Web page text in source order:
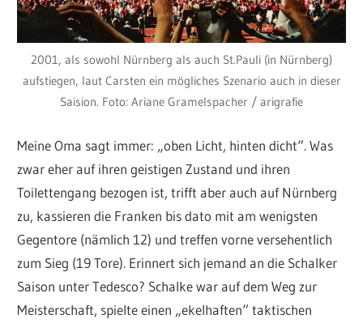
2001, als sowohl Nürnberg als auch St.Pauli (in Nürnberg)
aufstiegen, laut Carsten ein mögliches Szenario auch in dieser
Saision. Foto: Ariane Gramelspacher / arigrafie
Meine Oma sagt immer: „oben Licht, hinten dicht“. Was
zwar eher auf ihren geistigen Zustand und ihren
Toilettengang bezogen ist, trifft aber auch auf Nürnberg
zu, kassieren die Franken bis dato mit am wenigsten
Gegentore (nämlich 12) und treffen vorne versehentlich
zum Sieg (19 Tore). Erinnert sich jemand an die Schalker
Saison unter Tedesco? Schalke war auf dem Weg zur
Meisterschaft, spielte einen „ekelhaften“ taktischen